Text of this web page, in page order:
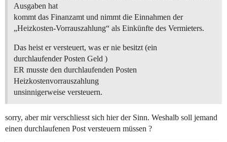
Ausgaben hat
kommt das Finanzamt und nimmt die Einnahmen der
„Heizkosten-Vorrauszahlung“ als Einkünfte des Vermieters.
Das heist er versteuert, was er nie besitzt (ein
durchlaufender Posten Geld )
ER musste den durchlaufenden Posten
Heizkostenvorrauszahlung
unsinnigerweise versteuern.
sorry, aber mir verschliesst sich hier der Sinn. Weshalb soll jemand
einen durchlaufenen Post versteuern müssen ?